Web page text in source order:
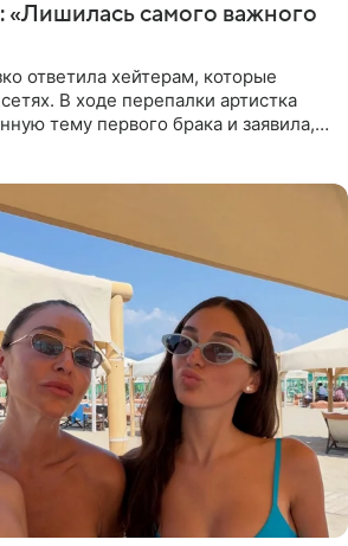
самого важного
ответила хейтерам, которые
В ходе перепалки артистка
тему первого брака и заявила,